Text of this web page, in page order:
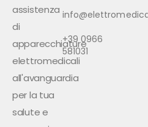
assistenza
di
apparecchiature
elettromedicali
all'avanguardia
per la tua
salute e
+39 0966
581031